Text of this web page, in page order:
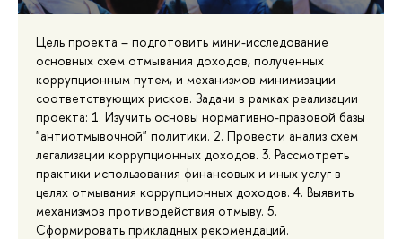
Цель проекта – подготовить мини-исследование
основных схем отмывания доходов, полученных
коррупционным путем, и механизмов минимизации
соответствующих рисков. Задачи в рамках реализации
проекта: 1. Изучить основы нормативно-правовой базы
"антиотмывочной" политики. 2. Провести анализ схем
легализации коррупционных доходов. 3. Рассмотреть
практики использования финансовых и иных услуг в
целях отмывания коррупционных доходов. 4. Выявить
механизмов противодействия отмыву. 5.
Сформировать прикладных рекомендаций.